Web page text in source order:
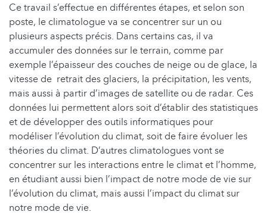
Ce travail s’effectue en différentes étapes, et selon son
poste, le climatologue va se concentrer sur un ou
plusieurs aspects précis. Dans certains cas, il va
accumuler des données sur le terrain, comme par
exemple l’épaisseur des couches de neige ou de glace, la
vitesse de retrait des glaciers, la précipitation, les vents,
mais aussi à partir d’images de satellite ou de radar. Ces
données lui permettent alors soit d’établir des statistiques
et de développer des outils informatiques pour
modéliser l’évolution du climat, soit de faire évoluer les
théories du climat. D’autres climatologues vont se
concentrer sur les interactions entre le climat et l’homme,
en étudiant aussi bien l’impact de notre mode de vie sur
l’évolution du climat, mais aussi l’impact du climat sur
notre mode de vie.